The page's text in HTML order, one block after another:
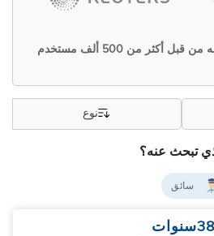
أكثر من 500 ألف مستخدم
تبحث عنه؟
نوع
سائق
سنوات